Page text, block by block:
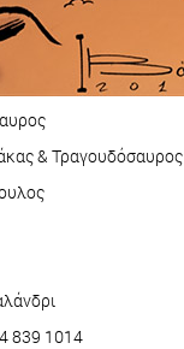
& Τραγουδόσαυρος
839 1014